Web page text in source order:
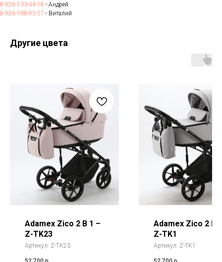
8-926-133-44-18 - Андрей
8-926-198-95-57 - Виталий
Другие цвета
Adamex Zico 2 В 1 –
Z-TK23
Артикул: Z-TK23
Adamex Zico 2 В
Z-TK1
Артикул: Z-TK1